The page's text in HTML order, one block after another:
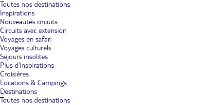
Toutes nos destinations
Inspirations
Nouveautés circuits
Circuits avec extension
Voyages en safari
Voyages culturels
Séjours insolites
Plus d'inspirations
Croisières
Locations & Campings
Destinations
Toutes nos destinations